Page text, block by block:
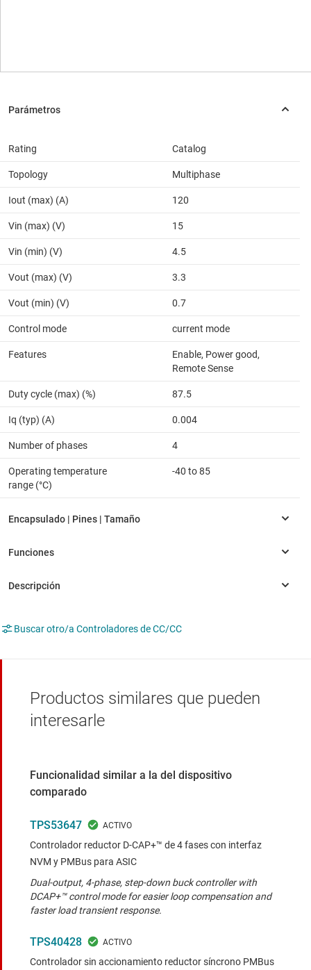
Rating Catalog
Topology Multiphase
Iout (max) (A) 120
Vin (max) (V) 15
Vin (min) (V) 4.5
Vout (max) (V) 3.3
Vout (min) (V) 0.7
Control mode current mode
Features
Enable, Power good,
Remote Sense
Duty cycle (max) (%) 87.5
Iq (typ) (A) 0.004
Number of phases 4
Operating temperature
range (°C)
-40 to 85
Buscar otro/a Controladores de CC/CC
Productos similares que pueden
interesarle
Funcionalidad similar a la del dispositivo
comparado
TPS53647
Controlador reductor D-CAP+™ de 4 fases con interfaz
NVM y PMBus para ASIC
Dual-output, 4-phase, step-down buck controller with
DCAP+™ control mode for easier loop compensation and
faster load transient response.
TPS40428
Controlador sin accionamiento reductor síncrono PMBus